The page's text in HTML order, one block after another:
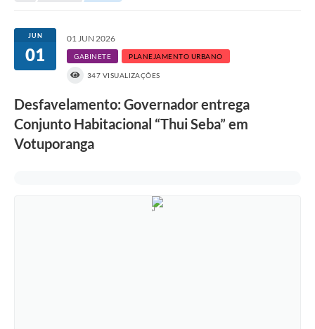
Notícias
Diário Oficial
Prestação de Contas
JUN
01
01 JUN 2026
GABINETE PLANEJAMENTO URBANO
347 VISUALIZAÇÕES
Desfavelamento: Governador entrega
Conjunto Habitacional “Thui Seba” em
Votuporanga